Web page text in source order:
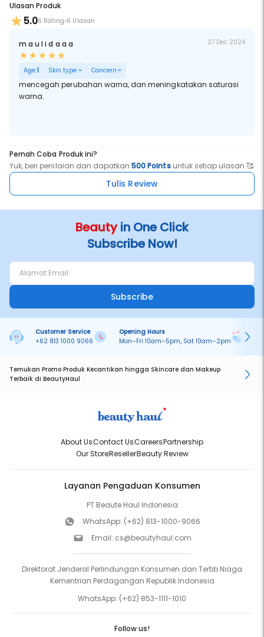
Ulasan Produk
5.06 Rating 6 Ulasan
m a u l i d a a a 27 Dec 2024
Age:1 Skin type:- Concern:-
mencegah perubahan warna, dan meningkatakan saturasi
warna.
Pernah Coba Produk ini?
Yuk, beri penilaian dan dapatkan500 Pointsuntuk setiap ulasan 🥰
Tulis Review
Beautyin One Click
Subscribe Now!
Subscribe
Customer Service
+62 813 1000 9066
Opening Hours
Mon–Fri 10am–5pm, Sat 10am–2pm
Temukan Promo Produk Kecantikan hingga Skincare dan Makeup
Terbaik di BeautyHaul
About UsContact UsCareersPartnership
Our StoreResellerBeauty Review
Layanan Pengaduan Konsumen
PT Beaute Haul Indonesia
WhatsApp: (+62) 813-1000-9066
Email: cs@beautyhaul.com
Direktorat Jenderal Perlindungan Konsumen dan Tertib Niaga
Kementrian Perdagangan Republik Indonesia
WhatsApp: (+62) 853-1111-1010
Follow us!